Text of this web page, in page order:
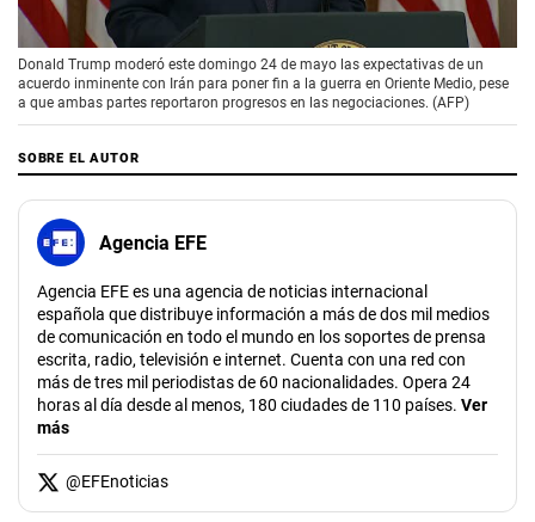
00:00
Donald Trump moderó este domingo 24 de mayo las expectativas de un
acuerdo inminente con Irán para poner fin a la guerra en Oriente Medio, pese
a que ambas partes reportaron progresos en las negociaciones. (AFP)
SOBRE EL AUTOR
Agencia EFE
Agencia EFE es una agencia de noticias internacional
española que distribuye información a más de dos mil medios
de comunicación en todo el mundo en los soportes de prensa
escrita, radio, televisión e internet. Cuenta con una red con
más de tres mil periodistas de 60 nacionalidades. Opera 24
horas al día desde al menos, 180 ciudades de 110 países. Ver
más
@EFEnoticias